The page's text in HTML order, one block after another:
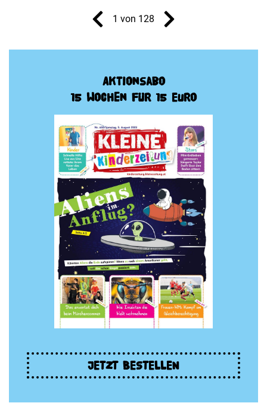
1 von 128
Aktionsabo
15 Wochen für 15 Euro
JETZT BESTELLEN